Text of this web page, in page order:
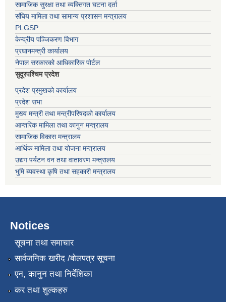
सामाजिक सुरक्षा तथा व्यक्तिगत घटना दर्ता
संघिय मामिला तथा सामान्य प्रशासन मन्त्रालय
PLGSP
केन्द्रीय पञ्जिकरण विभाग
प्रधानमन्त्री कार्यालय
नेपाल सरकारको आधिकारिक पोर्टल
सुदूरपश्चिम प्रदेश
प्रदेश प्रमुखको कार्यालय
प्रदेश सभा
मुख्य मन्त्री तथा मन्त्रीपरिषदको कार्यालय
आन्तरिक मामिला तथा कानुन मन्त्रालय
सामाजिक विकास मन्त्रालय
आर्थिक मामिला तथा योजना मन्त्रालय
उद्यग पर्यटन वन तथा वातावरण मन्त्रालय
भुमि ब्यवस्था कृषि तथा सहकारी मन्त्रालय
Notices
सूचना तथा समाचार
सार्वजनिक खरीद /बोलपत्र सूचना
एन, कानुन तथा निर्देशिका
कर तथा शुल्कहरु